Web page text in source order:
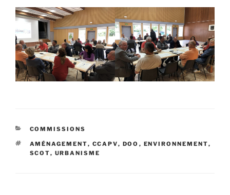
CATÉGORIES
COMMISSIONS
ÉTIQUETTES
AMÉNAGEMENT, CCAPV, DOO , ENVIRONNEMENT,
SCOT, URBANISME